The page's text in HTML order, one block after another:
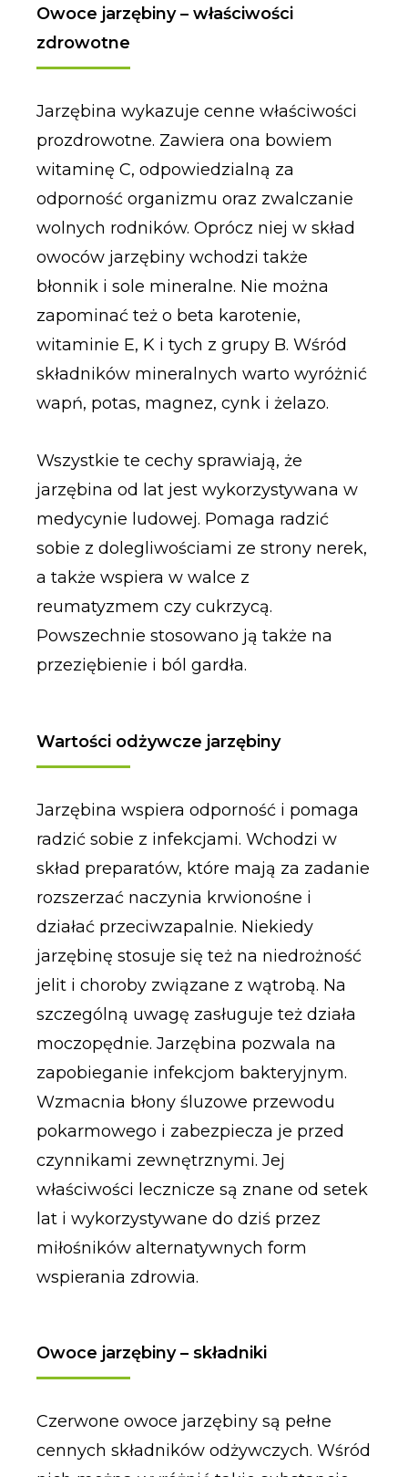
Owoce jarzębiny – właściwości
zdrowotne
Jarzębina wykazuje cenne właściwości
prozdrowotne. Zawiera ona bowiem
witaminę C, odpowiedzialną za
odporność organizmu oraz zwalczanie
wolnych rodników. Oprócz niej w skład
owoców jarzębiny wchodzi także
błonnik i sole mineralne. Nie można
zapominać też o beta karotenie,
witaminie E, K i tych z grupy B. Wśród
składników mineralnych warto wyróżnić
wapń, potas, magnez, cynk i żelazo.
Wszystkie te cechy sprawiają, że
jarzębina od lat jest wykorzystywana w
medycynie ludowej. Pomaga radzić
sobie z dolegliwościami ze strony nerek,
a także wspiera w walce z
reumatyzmem czy cukrzycą.
Powszechnie stosowano ją także na
przeziębienie i ból gardła.
Wartości odżywcze jarzębiny
Jarzębina wspiera odporność i pomaga
radzić sobie z infekcjami. Wchodzi w
skład preparatów, które mają za zadanie
rozszerzać naczynia krwionośne i
działać przeciwzapalnie. Niekiedy
jarzębinę stosuje się też na niedrożność
jelit i choroby związane z wątrobą. Na
szczególną uwagę zasługuje też działa
moczopędnie. Jarzębina pozwala na
zapobieganie infekcjom bakteryjnym.
Wzmacnia błony śluzowe przewodu
pokarmowego i zabezpiecza je przed
czynnikami zewnętrznymi. Jej
właściwości lecznicze są znane od setek
lat i wykorzystywane do dziś przez
miłośników alternatywnych form
wspierania zdrowia.
Owoce jarzębiny – składniki
Czerwone owoce jarzębiny są pełne
cennych składników odżywczych. Wśród